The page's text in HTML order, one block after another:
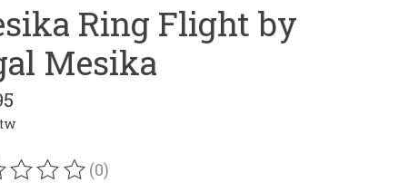
Ring Flight by
Mesika
(0)